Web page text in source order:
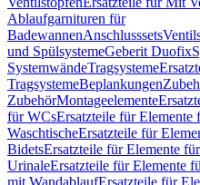
Ablaufgarnituren für
BadewannenAnschlusssets
und SpülsystemeGeberit Duofix
SystemwändeTragsysteme
TragsystemeBeplankungen
ZubehörMontageelemente
für WCsErsatzteile für Elemente
WaschtischeErsatzteile für
BidetsErsatzteile für Elemente
UrinaleErsatzteile für Elemente
mit WandablaufErsatzteile für